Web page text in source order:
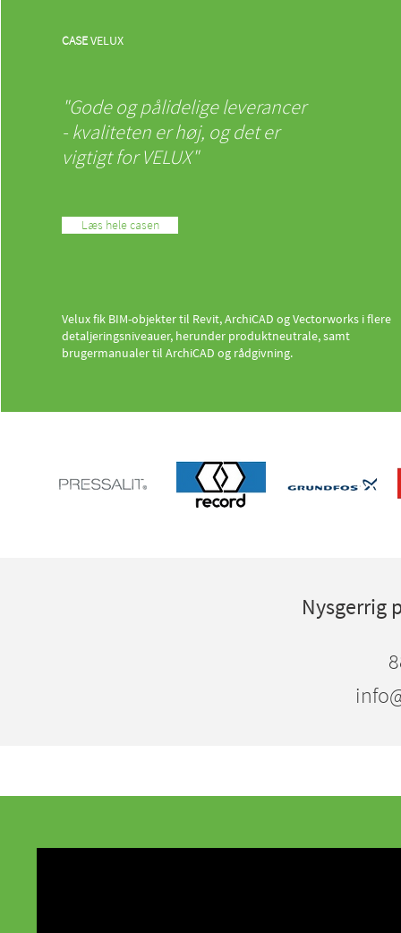
CASEVELUX
"Gode og pålidelige leverancer
- kvaliteten er høj, og det er
vigtigt for VELUX"
Læs hele casen
Velux fik BIM-objekter til Revit, ArchiCAD og Vectorworks i flere
detaljeringsniveauer, herunder produktneutrale, samt
brugermanualer til ArchiCAD og rådgivning.
Nysgerrig